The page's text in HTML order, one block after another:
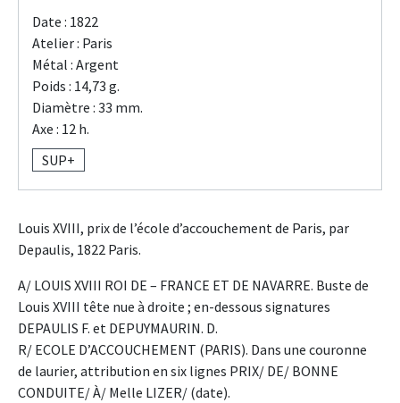
Date : 1822
Atelier : Paris
Métal : Argent
Poids : 14,73 g.
Diamètre : 33 mm.
Axe : 12 h.
SUP+
Louis XVIII, prix de l’école d’accouchement de Paris, par
Depaulis, 1822 Paris.
A/ LOUIS XVIII ROI DE – FRANCE ET DE NAVARRE. Buste de
Louis XVIII tête nue à droite ; en-dessous signatures
DEPAULIS F. et DEPUYMAURIN. D.
R/ ECOLE D’ACCOUCHEMENT (PARIS). Dans une couronne
de laurier, attribution en six lignes PRIX/ DE/ BONNE
CONDUITE/ À/ Melle LIZER/ (date).